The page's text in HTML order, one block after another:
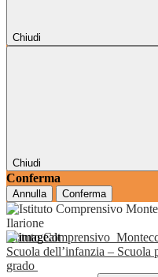
Chiudi
Chiudi
Conferma
Annulla Conferma
Istituto Comprensivo
Scuola dell’infanzia – Scuola
grado